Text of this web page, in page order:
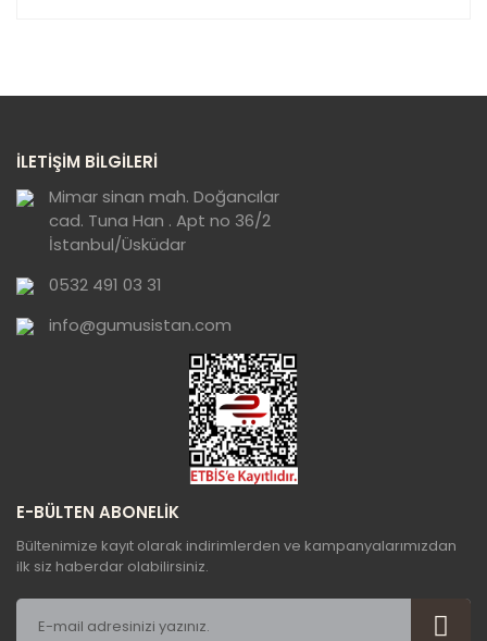
görüntülenemiyor.
Ürün açıklamasında eksik bilgiler bulunuyor.
Ürün bilgilerinde hatalar bulunuyor.
Ürün fiyatı diğer sitelerden daha pahalı.
Bu ürüne benzer farklı alternatifler olmalı.
Gönder
İLETİŞİM BİLGİLERİ
Mimar sinan mah. Doğancılar
cad. Tuna Han . Apt no 36/2
İstanbul/Üsküdar
0532 491 03 31
info@gumusistan.com
E-BÜLTEN ABONELİK
Bültenimize kayıt olarak indirimlerden ve kampanyalarımızdan
ilk siz haberdar olabilirsiniz.